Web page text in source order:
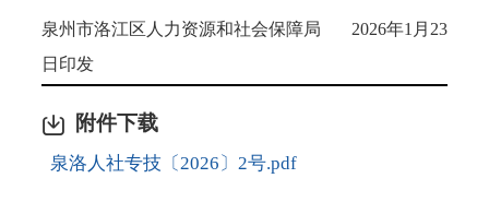
泉州市洛江区人力资源和社会保障局 2026年1 月 23
日印发
附件下载
泉洛人社专技〔2026〕2号.pdf